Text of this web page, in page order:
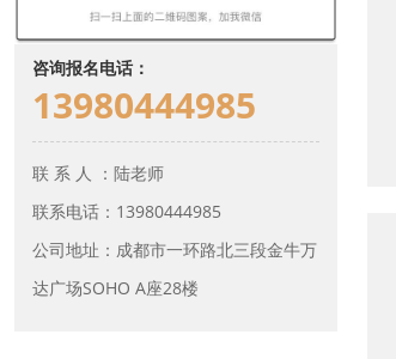
咨询报名电话：
13980444985
联 系 人 ：陆老师
联系电话：13980444985
公司地址：成都市一环路北三段金牛万
达广场SOHO A座28楼